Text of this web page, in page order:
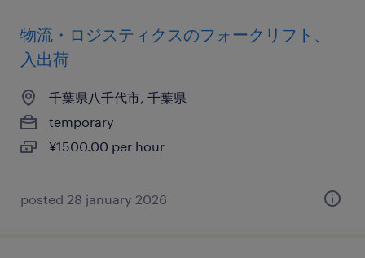
物流・ロジスティクスのフォークリフト、
入出荷
千葉県八千代市, 千葉県
temporary
¥1500.00 per hour
posted 28 january 2026